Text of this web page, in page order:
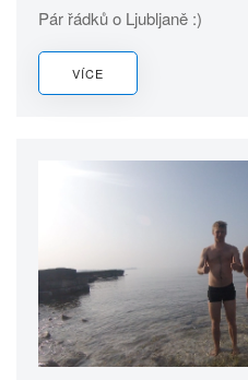
Pár řádků o Ljubljaně :)
VÍCE